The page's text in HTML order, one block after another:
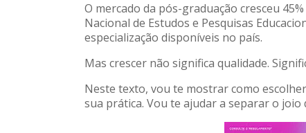
O mercado da pós-graduação cresceu
Nacional de Estudos e Pesquisas
especialização disponíveis no país.
Mas crescer não significa qualidade.
Neste texto, vou te mostrar como
sua prática. Vou te ajudar a separar o